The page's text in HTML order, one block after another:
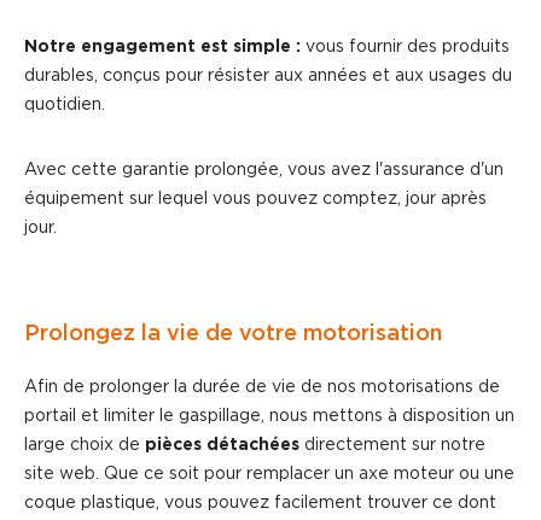
Notre engagement est simple : vous fournir des produits
durables, conçus pour résister aux années et aux usages du
quotidien.
Avec cette garantie prolongée, vous avez l'assurance d'un
équipement sur lequel vous pouvez comptez, jour après
jour.
Prolongez la vie de votre motorisation
Afin de prolonger la durée de vie de nos motorisations de
portail et limiter le gaspillage, nous mettons à disposition un
large choix de pièces détachées directement sur notre
site web. Que ce soit pour remplacer un axe moteur ou une
coque plastique, vous pouvez facilement trouver ce dont